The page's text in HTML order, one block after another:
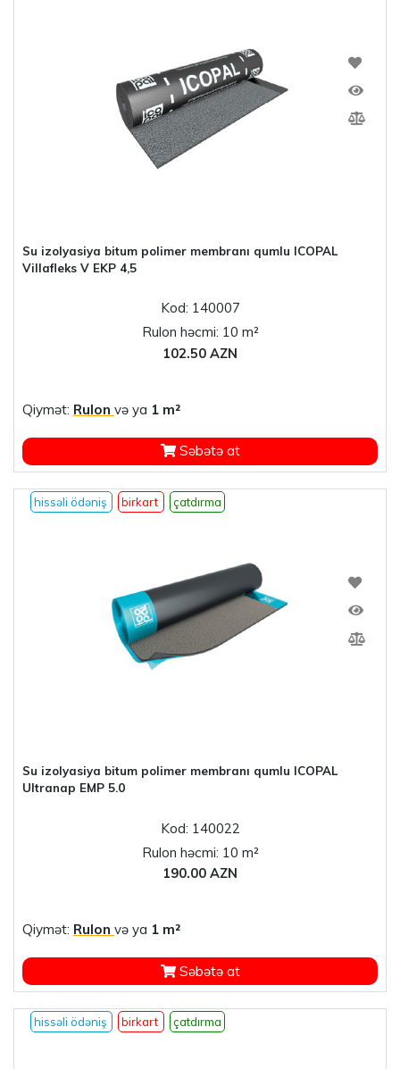
Su izolyasiya bitum polimer membranı qumlu ICOPAL
Villafleks V EKP 4,5
Kod: 140007
Rulon həcmi: 10 m²
102.50 AZN
Qiymət: Rulon və ya 1 m²
Səbətə at
hissəli ödəniş birkart çatdırma
Su izolyasiya bitum polimer membranı qumlu ICOPAL
Ultranap EMP 5.0
Kod: 140022
Rulon həcmi: 10 m²
190.00 AZN
Qiymət: Rulon və ya 1 m²
Səbətə at
hissəli ödəniş birkart çatdırma